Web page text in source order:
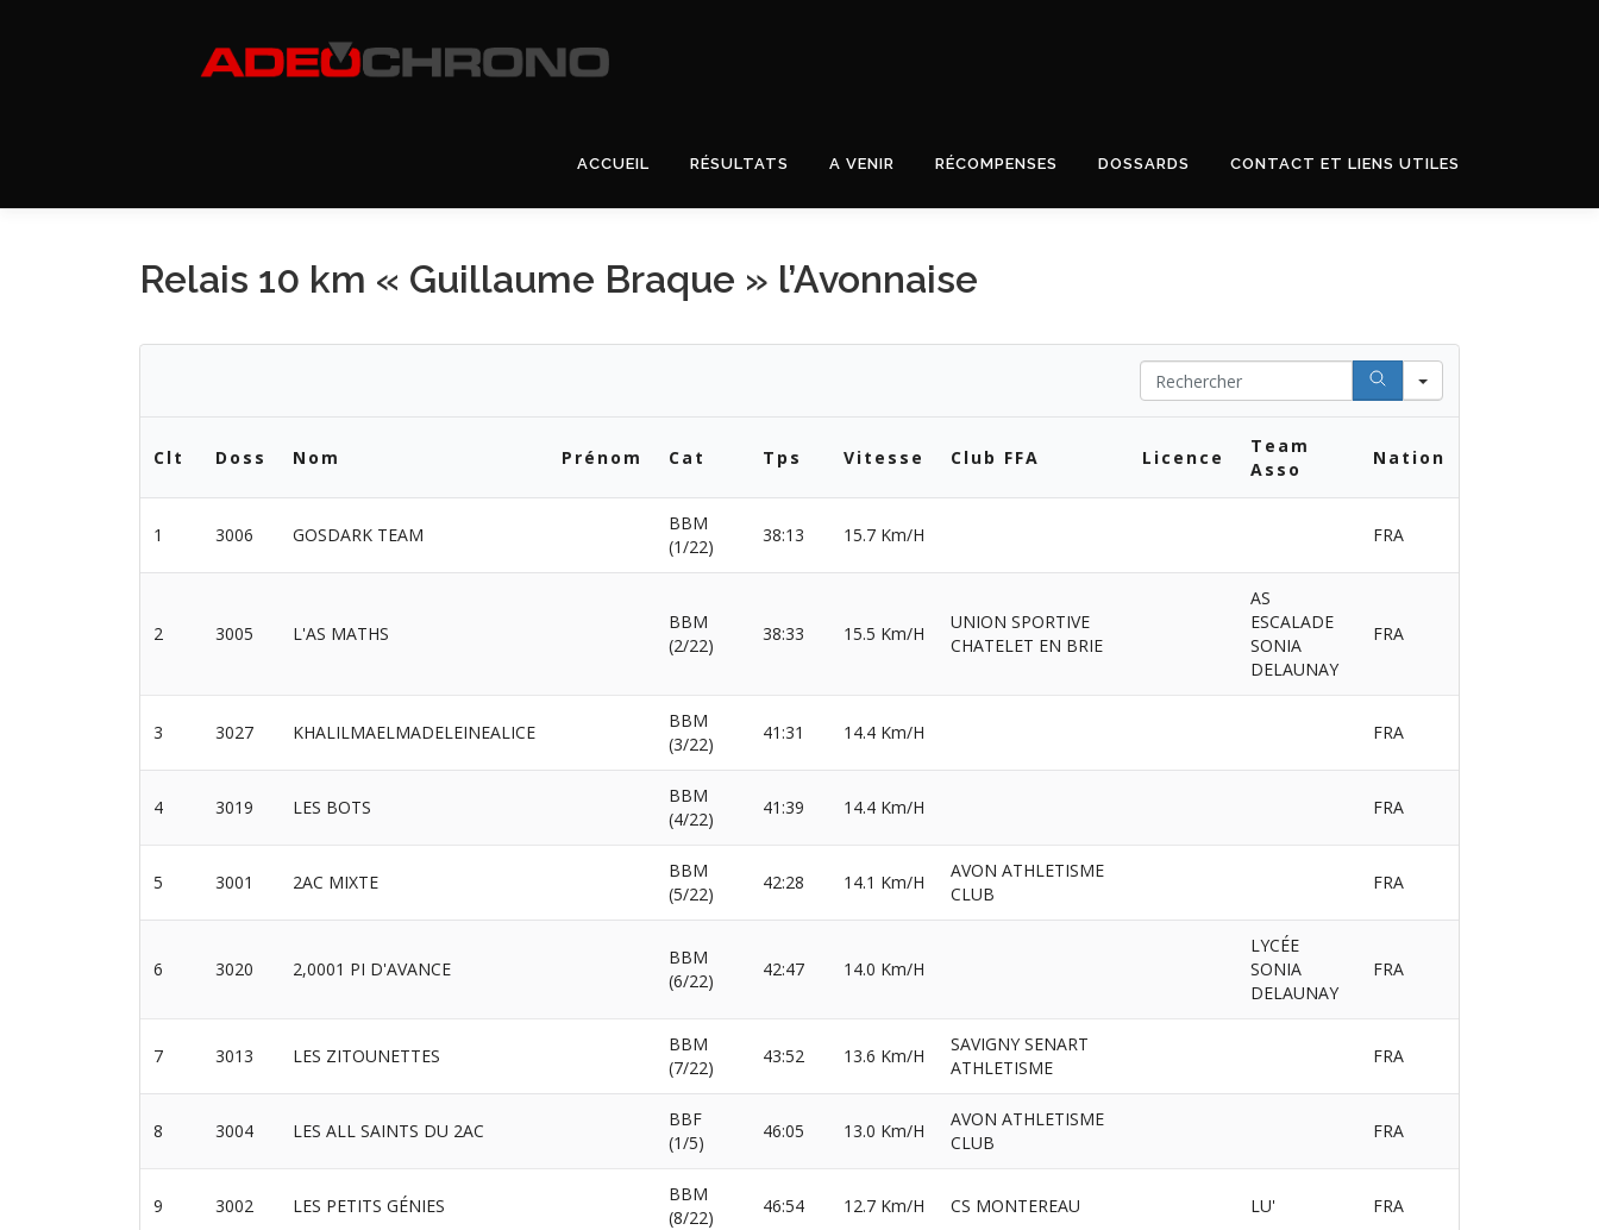
ACCUEIL RÉSULTATS A VENIR RÉCOMPENSES DOSSARDS CONTACT ET LIENS UTILES
Relais 10 km « Guillaume Braque » l’Avonnaise
Search
Clt Doss Nom Prénom Cat Tps Vitesse Club FFA Licence
Team
Asso
Nation
1 3006 GOSDARK TEAM
BBM
(1/22)
38:13 15.7 Km/H FRA
2 3005 L'AS MATHS
BBM
(2/22)
38:33 15.5 Km/H
UNION SPORTIVE
CHATELET EN BRIE
AS
ESCALADE
SONIA
DELAUNAY
FRA
3 3027 KHALILMAELMADELEINEALICE
BBM
(3/22)
41:31 14.4 Km/H FRA
4 3019 LES BOTS
BBM
(4/22)
41:39 14.4 Km/H FRA
5 3001 2AC MIXTE
BBM
(5/22)
42:28 14.1 Km/H
AVON ATHLETISME
CLUB
FRA
6 3020 2,0001 PI D'AVANCE
BBM
(6/22)
42:47 14.0 Km/H
LYCÉE
SONIA
DELAUNAY
FRA
7 3013 LES ZITOUNETTES
BBM
(7/22)
43:52 13.6 Km/H
SAVIGNY SENART
ATHLETISME
FRA
8 3004 LES ALL SAINTS DU 2AC
BBF
(1/5)
46:05 13.0 Km/H
AVON ATHLETISME
CLUB
FRA
9 3002 LES PETITS GÉNIES
BBM
(8/22)
46:54 12.7 Km/H CS MONTEREAU LU' FRA